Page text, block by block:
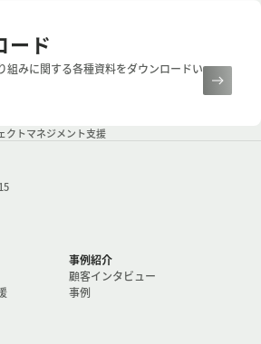
ード
組みに関する各種資料をダウンロードい
クトマネジメント支援
事例紹介
顧客インタビュー
事例